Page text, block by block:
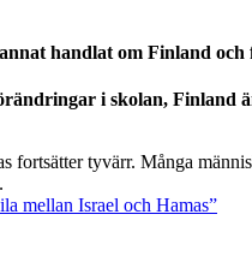
handlat om Finland
i skolan, Finland
fortsätter tyvärr. Många
mellan Israel och Hamas”